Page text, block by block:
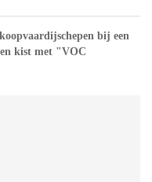
bij een
kist met "VOC